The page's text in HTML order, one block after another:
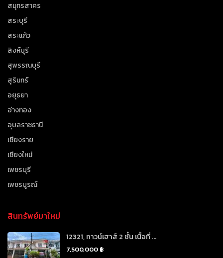
สมุทรสาคร
สระบุรี
สระแก้ว
สิงห์บุรี
สุพรรณบุรี
สุรินทร์
อยุธยา
อ่างทอง
อุบลราชธานี
เชียงราย
เชียงใหม่
เพชรบุรี
เพชรบูรณ์
สินทรัพย์มาใหม่
12321, ทาวน์เฮาส์ 2 ชั้น เนื้อที่ ...
7,500,000 ฿